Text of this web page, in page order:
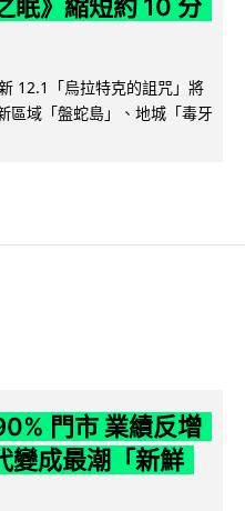
眠》縮短約 10 分
12.1「烏拉特克的詛咒」將
區域「盤蛇島」、地城「毒牙
門市 業績反增
變成最潮「新鮮